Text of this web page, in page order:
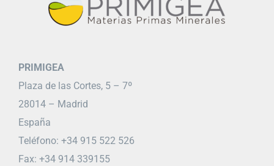
PRIMIGEA
Plaza de las Cortes, 5 – 7º
28014 – Madrid
España
Teléfono: +34 915 522 526
Fax: +34 914 339155